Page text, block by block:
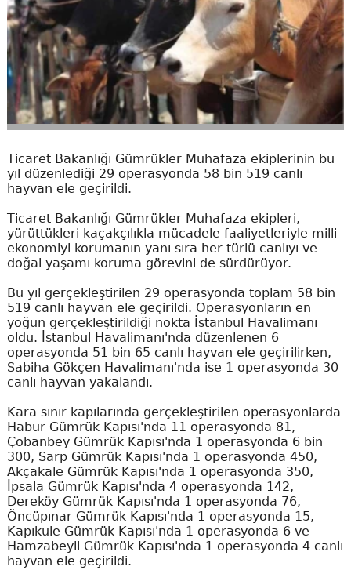
Ticaret Bakanlığı Gümrükler Muhafaza ekiplerinin bu
yıl düzenlediği 29 operasyonda 58 bin 519 canlı
hayvan ele geçirildi.
Ticaret Bakanlığı Gümrükler Muhafaza ekipleri,
yürüttükleri kaçakçılıkla mücadele faaliyetleriyle milli
ekonomiyi korumanın yanı sıra her türlü canlıyı ve
doğal yaşamı koruma görevini de sürdürüyor.
Bu yıl gerçekleştirilen 29 operasyonda toplam 58 bin
519 canlı hayvan ele geçirildi. Operasyonların en
yoğun gerçekleştirildiği nokta İstanbul Havalimanı
oldu. İstanbul Havalimanı'nda düzenlenen 6
operasyonda 51 bin 65 canlı hayvan ele geçirilirken,
Sabiha Gökçen Havalimanı'nda ise 1 operasyonda 30
canlı hayvan yakalandı.
Kara sınır kapılarında gerçekleştirilen operasyonlarda
Habur Gümrük Kapısı'nda 11 operasyonda 81,
Çobanbey Gümrük Kapısı'nda 1 operasyonda 6 bin
300, Sarp Gümrük Kapısı'nda 1 operasyonda 450,
Akçakale Gümrük Kapısı'nda 1 operasyonda 350,
İpsala Gümrük Kapısı'nda 4 operasyonda 142,
Dereköy Gümrük Kapısı'nda 1 operasyonda 76,
Öncüpınar Gümrük Kapısı'nda 1 operasyonda 15,
Kapıkule Gümrük Kapısı'nda 1 operasyonda 6 ve
Hamzabeyli Gümrük Kapısı'nda 1 operasyonda 4 canlı
hayvan ele geçirildi.